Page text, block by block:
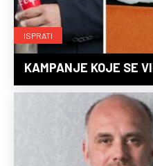
ISPRATI
KAMPANJE KOJE SE